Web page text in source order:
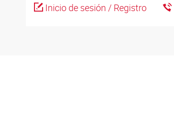
Inicio de sesión / Registro